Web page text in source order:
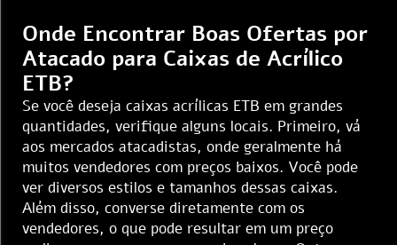
Onde Encontrar Boas Ofertas por
Atacado para Caixas de Acrílico
ETB?
Se você deseja caixas acrílicas ETB em grandes
quantidades, verifique alguns locais. Primeiro, vá
aos mercados atacadistas, onde geralmente há
muitos vendedores com preços baixos. Você pode
ver diversos estilos e tamanhos dessas caixas.
Além disso, converse diretamente com os
vendedores, o que pode resultar em um preço